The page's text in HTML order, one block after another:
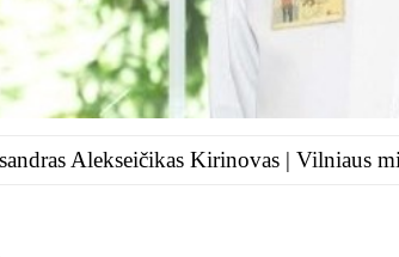
Alekseičikas Kirinovas | Vilniaus